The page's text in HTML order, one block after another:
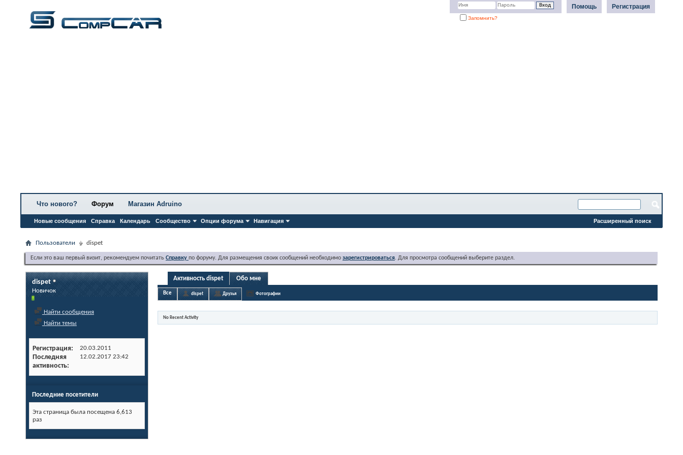
Регистрация
Помощь
Запомнить?
Что нового? Форум
Новые сообщения Справка Календарь Сообщество Опции форума Навигация
Магазин Adruino
Расширенный поиск
Пользователи dispet
Если это ваш первый визит, рекомендуем почитать Справку по форуму. Для размещения своих сообщений необходимо зарегистрироваться. Для просмотра сообщений выберите раздел.
dispet
Новичок
Найти сообщения
Найти темы
Регистрация 20.03.2011
Последняя
активность
12.02.2017 23:42
Последние посетители
Эта страница была посещена 6,613
раз
Активность dispet Обо мне
Все dispet Друзья Фотографии
No Recent Activity